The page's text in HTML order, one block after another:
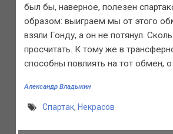
был бы, наверное, полезен
образом: выиграем мы от этого
взяли Гонду, а он не потянул.
просчитать. К тому же в
способны повлиять на тот обмен,
Александр Владыкин
Спартак, Некрасов